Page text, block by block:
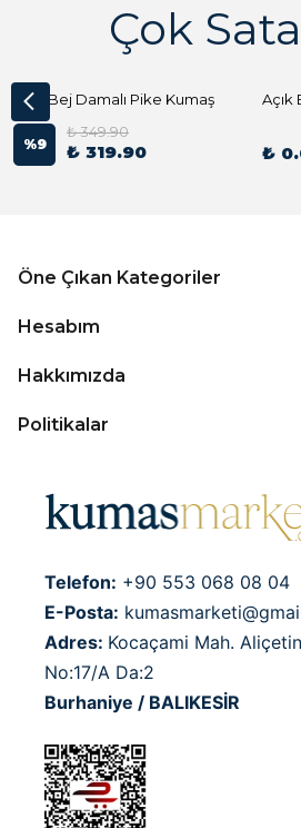
Çok
Açık Bej Damalı Pike Kumaş
%9
₺ 349.90
₺ 319.90 ₺
Öne Çıkan Kategoriler
Hesabım
Hakkımızda
Politikalar
Telefon: +90 553 068 08 04
E-Posta:
Adres: Kocaçami Mah.
No:17/A Da:2
Burhaniye / BALIKESİR